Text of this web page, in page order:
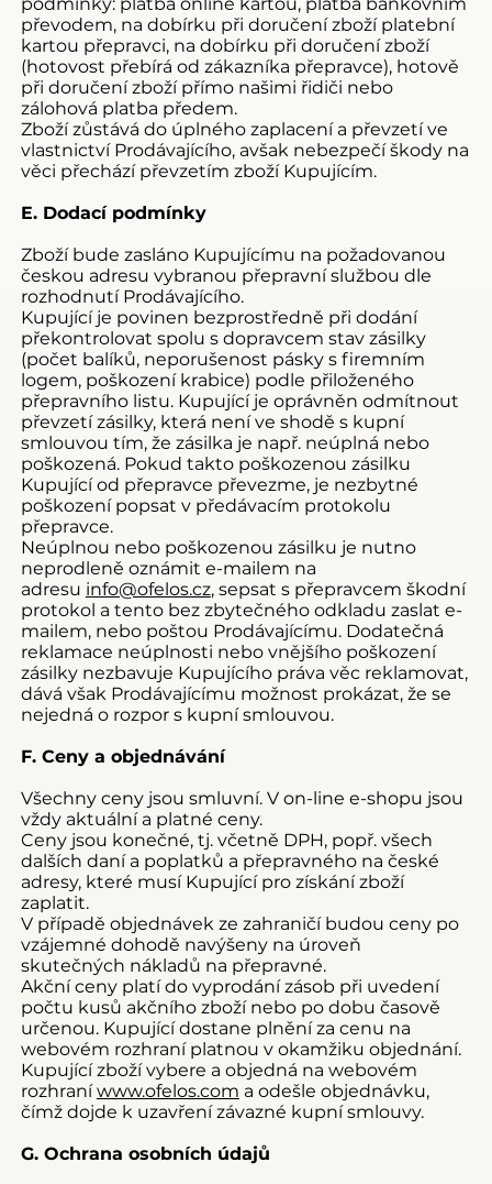
podmínky: platba online kartou, platba bankovním
převodem, na dobírku při doručení zboží platební
kartou přepravci, na dobírku při doručení zboží
(hotovost přebírá od zákazníka přepravce), hotově
při doručení zboží přímo našimi řidiči nebo
zálohová platba předem.
Zboží zůstává do úplného zaplacení a převzetí ve
vlastnictví Prodávajícího, avšak nebezpečí škody na
věci přechází převzetím zboží Kupujícím.
E. Dodací podmínky
Zboží bude zasláno Kupujícímu na požadovanou
českou adresu vybranou přepravní službou dle
rozhodnutí Prodávajícího.
Kupující je povinen bezprostředně při dodání
překontrolovat spolu s dopravcem stav zásilky
(počet balíků, neporušenost pásky s firemním
logem, poškození krabice) podle přiloženého
přepravního listu. Kupující je oprávněn odmítnout
převzetí zásilky, která není ve shodě s kupní
smlouvou tím, že zásilka je např. neúplná nebo
poškozená. Pokud takto poškozenou zásilku
Kupující od přepravce převezme, je nezbytné
poškození popsat v předávacím protokolu
přepravce.
Neúplnou nebo poškozenou zásilku je nutno
neprodleně oznámit e-mailem na
adresu info@ofelos.cz, sepsat s přepravcem škodní
protokol a tento bez zbytečného odkladu zaslat e-
mailem, nebo poštou Prodávajícímu. Dodatečná
reklamace neúplnosti nebo vnějšího poškození
zásilky nezbavuje Kupujícího práva věc reklamovat,
dává však Prodávajícímu možnost prokázat, že se
nejedná o rozpor s kupní smlouvou.
F. Ceny a objednávání
Všechny ceny jsou smluvní. V on-line e-shopu jsou
vždy aktuální a platné ceny.
Ceny jsou konečné, tj. včetně DPH, popř. všech
dalších daní a poplatků a přepravného na české
adresy, které musí Kupující pro získání zboží
zaplatit.
V případě objednávek ze zahraničí budou ceny po
vzájemné dohodě navýšeny na úroveň
skutečných nákladů na přepravné.
Akční ceny platí do vyprodání zásob při uvedení
počtu kusů akčního zboží nebo po dobu časově
určenou. Kupující dostane plnění za cenu na
webovém rozhraní platnou v okamžiku objednání.
Kupující zboží vybere a objedná na webovém
rozhraníwww.ofelos.com a odešle objednávku,
čímž dojde k uzavření závazné kupní smlouvy.
G. Ochrana osobních údajů